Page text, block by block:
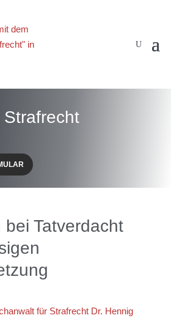
bei Tatverdacht
für Strafrecht Dr. Hennig